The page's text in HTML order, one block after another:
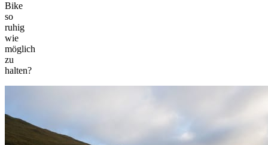
Bike
so
ruhig
wie
möglich
zu
halten?